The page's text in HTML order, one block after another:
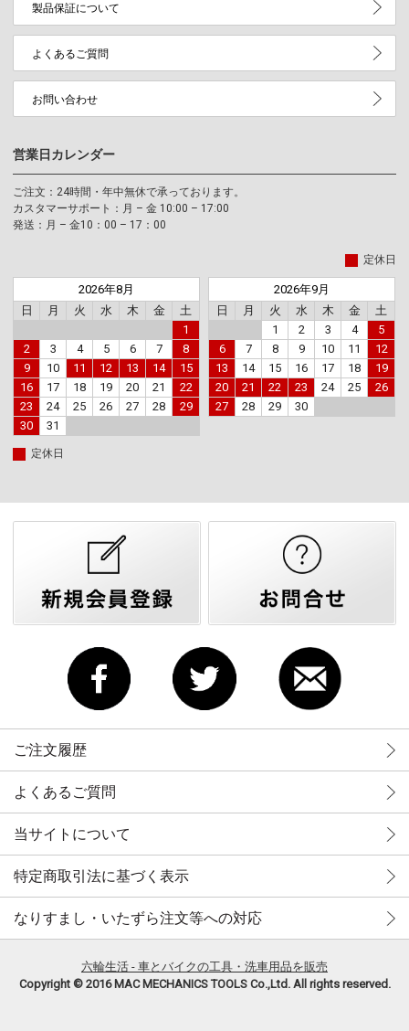
製品保証について
よくあるご質問
お問い合わせ
営業日カレンダー
ご注文：24時間・年中無休で承っております。
カスタマーサポート：月 – 金 10:00 – 17:00
発送：月 – 金10：00 – 17：00
定休日
2026年8月
日
月 火 水 木 金
土
1
2
3 4 5 6 7
8
9
10 11 12 13 14
15
16
17 18 19 20 21
22
23
24 25 26 27 28
29
30
31
2026年9月
日
月 火 水 木 金
土
1
2 3 4
5
6
7 8 9 10 11
12
13
14 15 16 17 18
19
20
21 22 23 24 25
26
27
28 29 30
定休日
ご注文履歴
よくあるご質問
当サイトについて
特定商取引法に基づく表示
なりすまし・いたずら注文等への対応
六輪生活 - 車とバイクの工具・洗車用品を販売
Copyright © 2016 MAC MECHANICS TOOLS Co.,Ltd. All rights reserved.